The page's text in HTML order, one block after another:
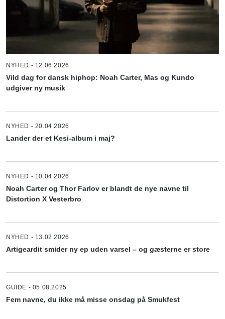
NYHED - 12.06.2026
Vild dag for dansk hiphop: Noah Carter, Mas og Kundo
udgiver ny musik
NYHED - 20.04.2026
Lander der et Kesi-album i maj?
NYHED - 10.04.2026
Noah Carter og Thor Farlov er blandt de nye navne til
Distortion X Vesterbro
NYHED - 13.02.2026
Artigeardit smider ny ep uden varsel – og gæsterne er store
GUIDE - 05.08.2025
Fem navne, du ikke må misse onsdag på Smukfest